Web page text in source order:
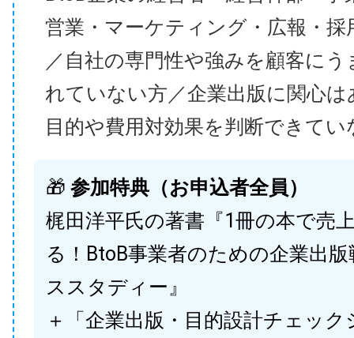
営業・マーケティング・広報・採
／自社の専門性や強みを顧客に
れていない方／企業出版に関心
目的や費用対効果を判断できてい
🎁 参加特典（お申込者全員）
梶田洋平氏の著書『1冊の本で売
る！BtoB事業者のための企業出
ススタディー』
＋「企業出版・目的設計チェック